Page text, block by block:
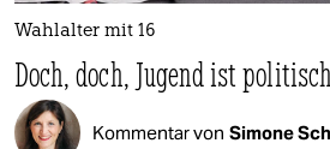
Wahlalter mit 16
Doch, doch, Jugend ist politisch
Kommentar von Simone